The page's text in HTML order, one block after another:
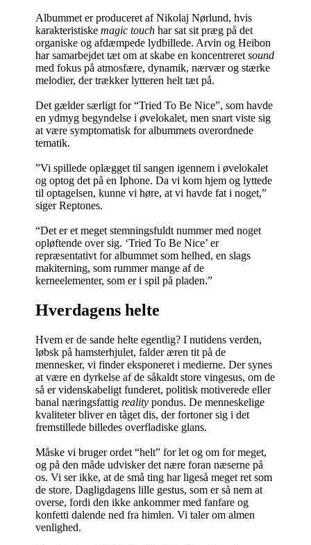
Albummet er produceret af Nikolaj Nørlund, hvis
karakteristiskemagic touch har sat sit præg på det
organiske og afdæmpede lydbillede. Arvin og Heibon
har samarbejdet tæt om at skabe en koncentreret sound
med fokus på atmosfære, dynamik, nærvær og stærke
melodier, der trækker lytteren helt tæt på.
Det gælder særligt for “Tried To Be Nice”, som havde
en ydmyg begyndelse i øvelokalet, men snart viste sig
at være symptomatisk for albummets overordnede
tematik.
”Vi spillede oplægget til sangen igennem i øvelokalet
og optog det på en Iphone. Da vi kom hjem og lyttede
til optagelsen, kunne vi høre, at vi havde fat i noget,”
siger Reptones.
“Det er et meget stemningsfuldt nummer med noget
opløftende over sig. ‘Tried To Be Nice’ er
repræsentativt for albummet som helhed, en slags
makiterning, som rummer mange af de
kerneelementer, som er i spil på pladen.”
Hverdagens helte
Hvem er de sande helte egentlig? I nutidens verden,
løbsk på hamsterhjulet, falder æren tit på de
mennesker, vi finder eksponeret i medierne. Der synes
at være en dyrkelse af de såkaldt store vingesus, om de
så er videnskabeligt funderet, politisk motiverede eller
banal næringsfattigreality pondus. De menneskelige
kvaliteter bliver en tåget dis, der fortoner sig i det
fremstillede billedes overfladiske glans.
Måske vi bruger ordet “helt” for let og om for meget,
og på den måde udvisker det nære foran næserne på
os. Vi ser ikke, at de små ting har ligeså meget ret som
de store. Dagligdagens lille gestus, som er så nem at
overse, fordi den ikke ankommer med fanfare og
konfetti dalende ned fra himlen. Vi taler om almen
venlighed.